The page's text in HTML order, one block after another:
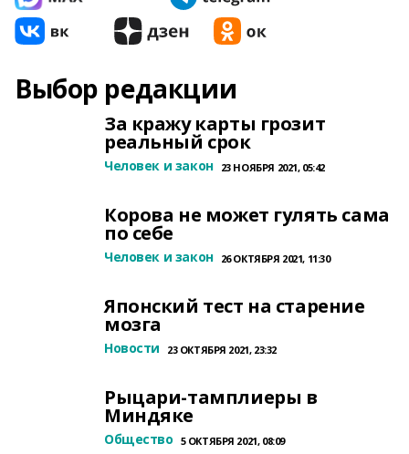
Выбор редакции
За кражу карты грозит
реальный срок
Человек и закон 23 НОЯБРЯ 2021, 05:42
Корова не может гулять сама
по себе
Человек и закон 26 ОКТЯБРЯ 2021, 11:30
Японский тест на старение
мозга
Новости 23 ОКТЯБРЯ 2021, 23:32
Рыцари-тамплиеры в
Миндяке
Общество 5 ОКТЯБРЯ 2021, 08:09